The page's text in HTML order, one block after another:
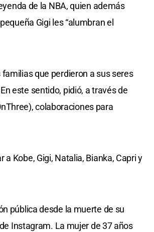
de la NBA, quien además
Gigi les “alumbran el
que perdieron a sus seres
este sentido, pidió, a través de
colaboraciones para
Kobe, Gigi, Natalia, Bianka, Capri y
pública desde la muerte de su
Instagram. La mujer de 37 años